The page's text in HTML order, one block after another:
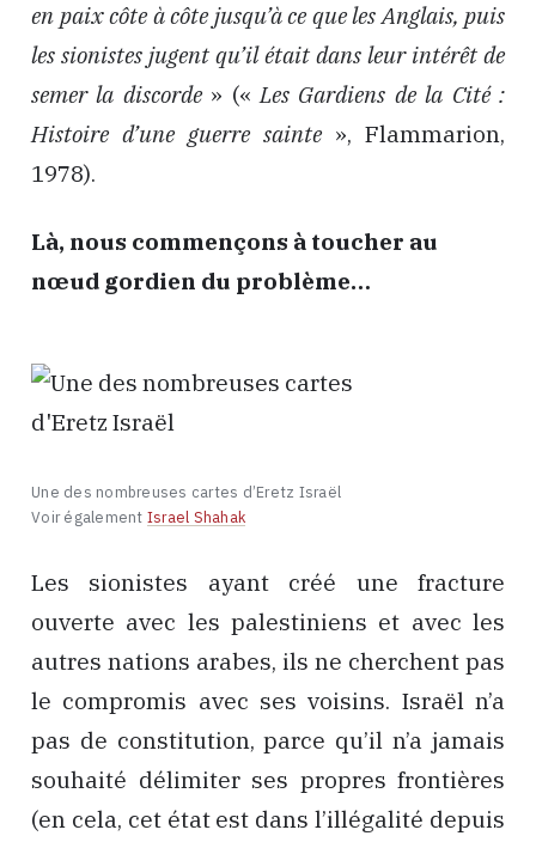
en paix côte à côte jusqu’à ce que les Anglais, puis
les sionistes jugent qu’il était dans leur intérêt de
semer la discorde» («Les Gardiens de la Cité :
Histoire d’une guerre sainte », Flammarion,‎
1978).
Là, nous commençons à toucher au
nœud gordien du problème…
Une des nombreuses cartes d’Eretz Israël
Voir également Israel Shahak
Les sionistes ayant créé une fracture
ouverte avec les palestiniens et avec les
autres nations arabes, ils ne cherchent pas
le compromis avec ses voisins. Israël n’a
pas de constitution, parce qu’il n’a jamais
souhaité délimiter ses propres frontières
(en cela, cet état est dans l’illégalité depuis